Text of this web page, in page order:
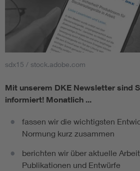
sdx15 / stock.adobe.com
Mit unserem DKE Newsletter sind
informiert! Monatlich ...
fassen wir die wichtigsten
Normung kurz zusammen
berichten wir über aktuelle
Publikationen und Entwürfe